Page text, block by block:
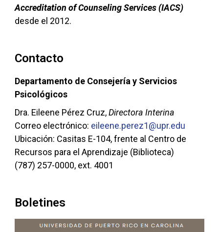
Accreditation of Counseling Services (IACS)
desde el 2012.
Contacto
Departamento de Consejería y Servicios
Psicológicos
Dra. Eileene Pérez Cruz,Directora Interina
Correo electrónico: eileene.perez1@upr.edu
Ubicación: Casitas E-104, frente al Centro de
Recursos para el Aprendizaje (Biblioteca)
(787) 257-0000, ext. 4001
Boletines